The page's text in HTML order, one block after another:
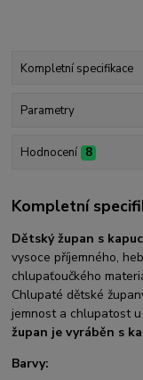
Kompletní specifikace
Parametry
Hodnocení 8
Kompletní
Dětský župan s
vysoce příjemného,
chlupaťoučkého
Chlupaté dětské
jemnost a chlupatost
župan je vyráběn s
Barvy: